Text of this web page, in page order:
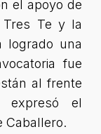
el apoyo de
Tres Te y la
logrado una
fue
al frente
expresó el
Caballero.